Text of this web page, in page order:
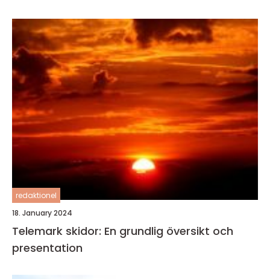
redaktionel
18. January 2024
Telemark skidor: En grundlig översikt och
presentation